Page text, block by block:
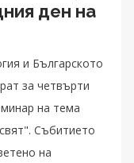
ден на
и Българското
за четвърти
на тема
Събитието
на